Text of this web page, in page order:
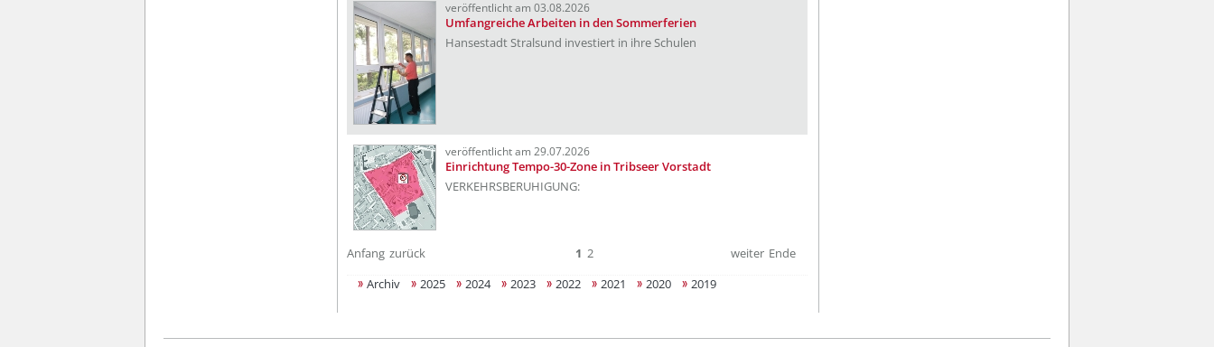
veröffentlicht am 03.08.2026
Umfangreiche Arbeiten in den Sommerferien
Hansestadt Stralsund investiert in ihre Schulen
veröffentlicht am 29.07.2026
Einrichtung Tempo-30-Zone in Tribseer Vorstadt
VERKEHRSBERUHIGUNG:
Anfang zurück 1 2 weiter Ende
Archiv
2025 2024 2023 2022 2021 2020 2019